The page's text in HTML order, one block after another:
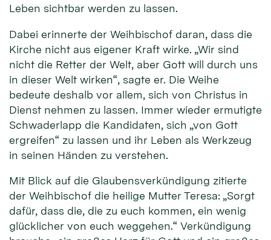
Leben sichtbar werden zu lassen.
Dabei erinnerte der Weihbischof daran, dass die
Kirche nicht aus eigener Kraft wirke. „Wir sind
nicht die Retter der Welt, aber Gott will durch uns
in dieser Welt wirken“, sagte er. Die Weihe
bedeute deshalb vor allem, sich von Christus in
Dienst nehmen zu lassen. Immer wieder ermutigte
Schwaderlapp die Kandidaten, sich „von Gott
ergreifen“ zu lassen und ihr Leben als Werkzeug
in seinen Händen zu verstehen.
Mit Blick auf die Glaubensverkündigung zitierte
der Weihbischof die heilige Mutter Teresa: „Sorgt
dafür, dass die, die zu euch kommen, ein wenig
glücklicher von euch weggehen.“ Verkündigung